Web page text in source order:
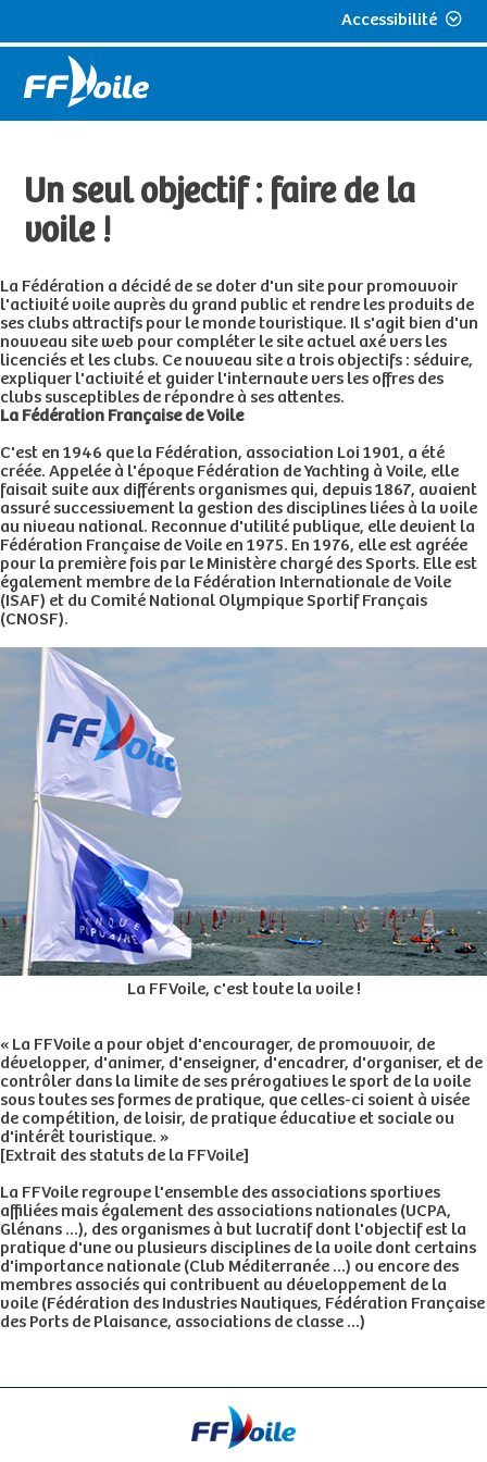
Accessibilité
Un seul objectif : faire de la
voile !
La Fédération a décidé de se doter d'un site pour promouvoir
l'activité voile auprès du grand public et rendre les produits de
ses clubs attractifs pour le monde touristique. Il s'agit bien d'un
nouveau site web pour compléter le site actuel axé vers les
licenciés et les clubs. Ce nouveau site a trois objectifs : séduire,
expliquer l'activité et guider l'internaute vers les offres des
clubs susceptibles de répondre à ses attentes.
La Fédération Française de Voile
C'est en 1946 que la Fédération, association Loi 1901, a été
créée. Appelée à l'époque Fédération de Yachting à Voile, elle
faisait suite aux différents organismes qui, depuis 1867, avaient
assuré successivement la gestion des disciplines liées à la voile
au niveau national. Reconnue d'utilité publique, elle devient la
Fédération Française de Voile en 1975. En 1976, elle est agréée
pour la première fois par le Ministère chargé des Sports. Elle est
également membre de la Fédération Internationale de Voile
(ISAF) et du Comité National Olympique Sportif Français
(CNOSF).
La FFVoile, c'est toute la voile !
« La FFVoile a pour objet d'encourager, de promouvoir, de
développer, d'animer, d'enseigner, d'encadrer, d'organiser, et de
contrôler dans la limite de ses prérogatives le sport de la voile
sous toutes ses formes de pratique, que celles-ci soient à visée
de compétition, de loisir, de pratique éducative et sociale ou
d'intérêt touristique. »
[Extrait des statuts de la FFVoile]
La FFVoile regroupe l'ensemble des associations sportives
affiliées mais également des associations nationales (UCPA,
Glénans ...), des organismes à but lucratif dont l'objectif est la
pratique d'une ou plusieurs disciplines de la voile dont certains
d'importance nationale (Club Méditerranée ...) ou encore des
membres associés qui contribuent au développement de la
voile (Fédération des Industries Nautiques, Fédération Française
des Ports de Plaisance, associations de classe ...)